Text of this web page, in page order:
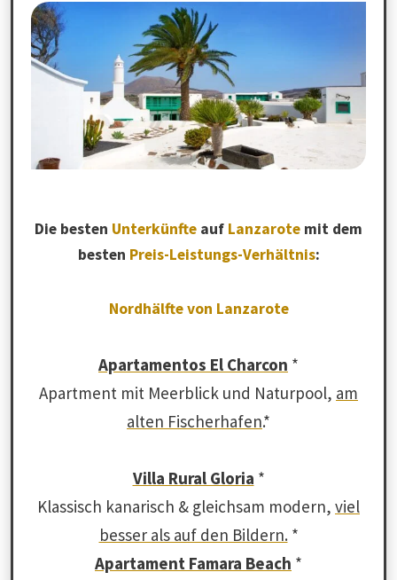
Die besten Unterkünfte auf Lanzarote mit dem
besten Preis-Leistungs-Verhältnis:
Nordhälfte von Lanzarote
Apartamentos El Charcon *
Apartment mit Meerblick und Naturpool, am
alten Fischerhafen.*
Villa Rural Gloria *
Klassisch kanarisch & gleichsam modern, viel
besser als auf den Bildern.*
Apartament Famara Beach *